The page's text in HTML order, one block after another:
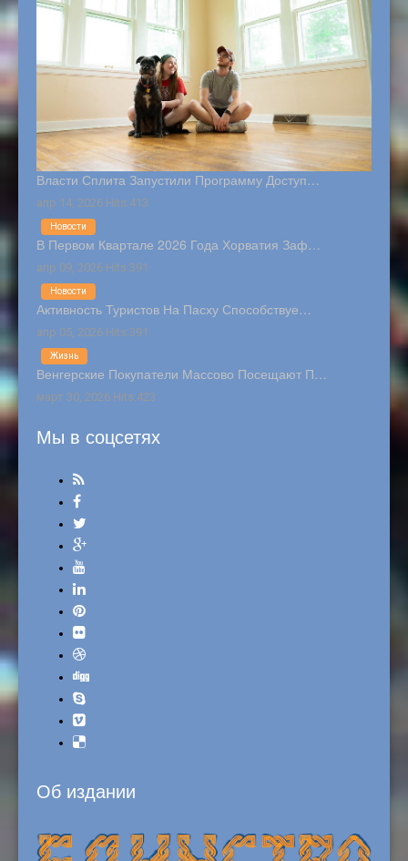
Власти Сплита Запустили Программу Доступ…
апр 14, 2026 Hits:413
В Первом Квартале 2026 Года Хорватия Заф…
апр 09, 2026 Hits:391
Новости
Активность Туристов На Пасху Способствуе…
апр 05, 2026 Hits:391
Новости
Венгерские Покупатели Массово Посещают П…
март 30, 2026 Hits:423
Жизнь
Мы в соцсетях
Об издании